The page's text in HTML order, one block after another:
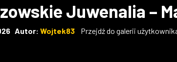
Juwenalia –
Autor: Wojtek83 Przejdź do galerii